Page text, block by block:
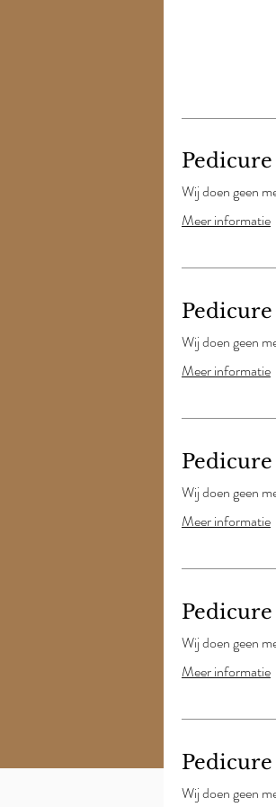
Wij doen geen
Meer informatie
Wij doen geen
Meer informatie
Wij doen geen
Meer informatie
Pedicure
Wij doen geen
Meer informatie
Wij doen geen